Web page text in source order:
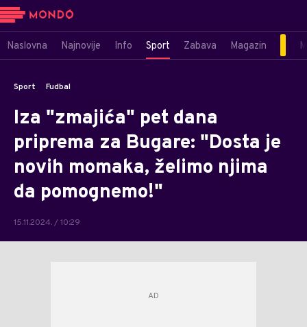
Naslovna Najnovije Info Sport Zabava Magazin
Sport Fudbal
Iza "zmajića" pet dana
priprema za Bugare: "Dosta je
novih momaka, želimo njima
da pomognemo!"
15.11.2024. / 10:29